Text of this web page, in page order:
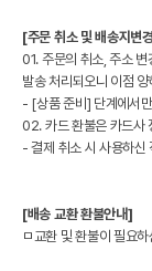
[주문 취소 및 배송지변
01. 주문의 취소, 주소
발송 처리되오니 이점
- [상품 준비] 단계에서
02. 카드 환불은 카드사
- 결제 취소 시 사용하신
[배송 교환 환불안내]
ㅁ교환 및 환불이 필요